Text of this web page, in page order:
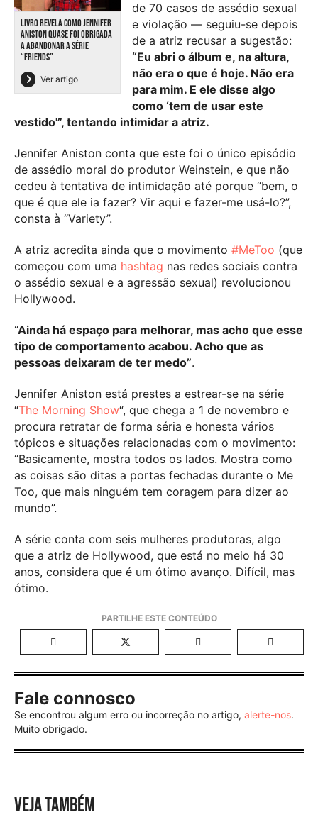
LIVRO REVELA COMO JENNIFER
ANISTON QUASE FOI OBRIGADA
A ABANDONAR A SÉRIE
“FRIENDS”
Ver artigo
de 70 casos de assédio sexual
e violação — seguiu-se depois
de a atriz recusar a sugestão:
“Eu abri o álbum e, na altura,
não era o que é hoje. Não era
para mim. E ele disse algo
como ‘tem de usar este
vestido'”, tentando intimidar a atriz.
Jennifer Aniston conta que este foi o único episódio
de assédio moral do produtor Weinstein, e que não
cedeu à tentativa de intimidação até porque “bem, o
que é que ele ia fazer? Vir aqui e fazer-me usá-lo?”,
consta à “Variety”.
A atriz acredita ainda que o movimento #MeToo (que
começou com uma hashtag nas redes sociais contra
o assédio sexual e a agressão sexual) revolucionou
Hollywood.
“Ainda há espaço para melhorar, mas acho que esse
tipo de comportamento acabou. Acho que as
pessoas deixaram de ter medo”.
Jennifer Aniston está prestes a estrear-se na série
“The Morning Show“, que chega a 1 de novembro e
procura retratar de forma séria e honesta vários
tópicos e situações relacionadas com o movimento:
“Basicamente, mostra todos os lados. Mostra como
as coisas são ditas a portas fechadas durante o Me
Too, que mais ninguém tem coragem para dizer ao
mundo”.
A série conta com seis mulheres produtoras, algo
que a atriz de Hollywood, que está no meio há 30
anos, considera que é um ótimo avanço. Difícil, mas
ótimo.
Fale connosco
Se encontrou algum erro ou incorreção no artigo, alerte-nos.
Muito obrigado.
VEJA TAMBÉM